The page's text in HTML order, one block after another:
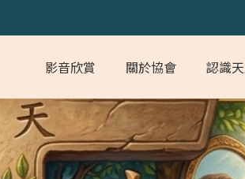
影音欣賞 關於協會 認識